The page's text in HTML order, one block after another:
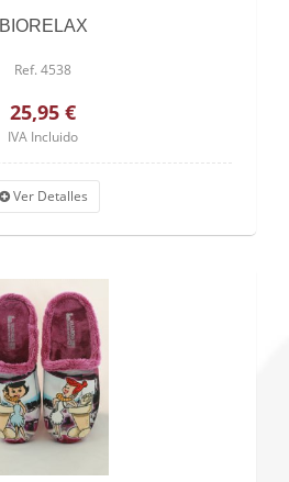
BIORELAX
Ref. 4538
25,95 €
IVA Incluido
Ver Detalles